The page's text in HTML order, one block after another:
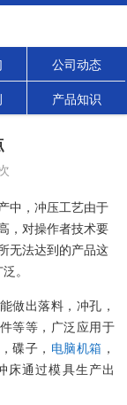
公司动态
产品知识
中，冲压工艺由于
，对操作者技术要
无法达到的产品这
。
做出落料，冲孔，
等等，广泛应用于
碟子， 电脑机箱 ，
通过模具生产出